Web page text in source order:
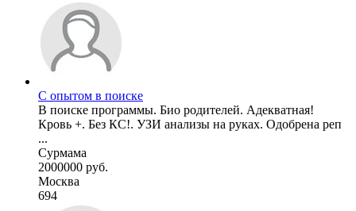
С опытом в поиске
В поиске программы. Био родителей. Адекватная!
Кровь +. Без КС!. УЗИ анализы на руках. Одобрена реп
...
Сурмама
2000000 руб.
Москва
694